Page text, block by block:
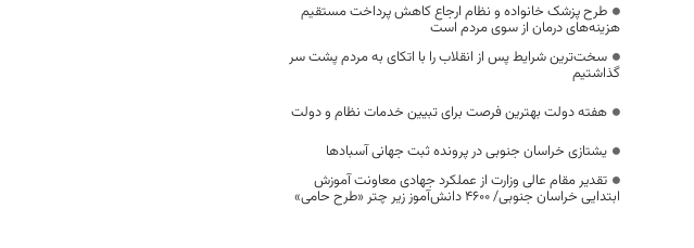
طرح پزشک خانواده و نظام ارجاع کاهش پرداخت مستقیم
هزینه‌های درمان از سوی مردم است
سخت‌ترین شرایط پس از انقلاب را با اتکای به مردم پشت سر
گذاشتیم
هفته دولت بهترین فرصت برای تبیین خدمات نظام و دولت
یشتازی خراسان جنوبی در پرونده ثبت جهانی آسبادها
تقدیر مقام عالی وزارت از عملکرد جهادی معاونت آموزش
ابتدایی خراسان جنوبی/ ۴۶۰۰ دانش‌آموز زیر چتر «طرح حامی»